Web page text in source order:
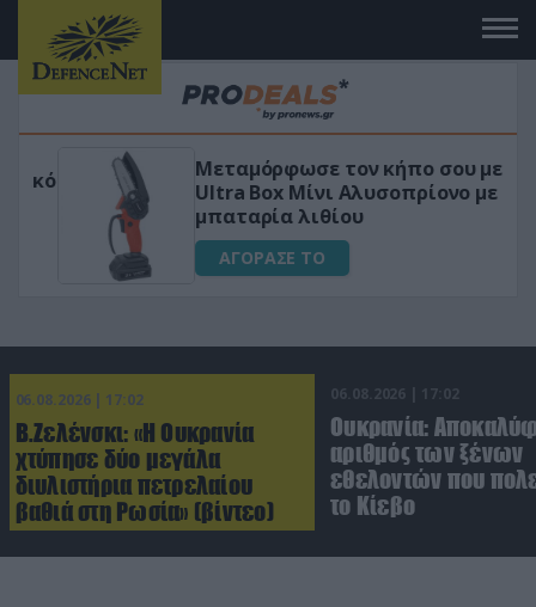
Μεταμόρφωσε τον κήπο σου με το
Ultra Box Μίνι Αλυσοπρίονο με
μπαταρία λιθίου
ΑΓΟΡΑΣΕ ΤΟ
06.08.2026 | 17:02
Β.Ζελένσκι: «Η Ουκρανία
χτύπησε δύο μεγάλα
διυλιστήρια πετρελαίου
βαθιά στη Ρωσία» (βίντεο)
06.08.2026 | 17:02
Ουκρανία:
αριθμός των ξένων
εθελοντών που
το Κίεβο